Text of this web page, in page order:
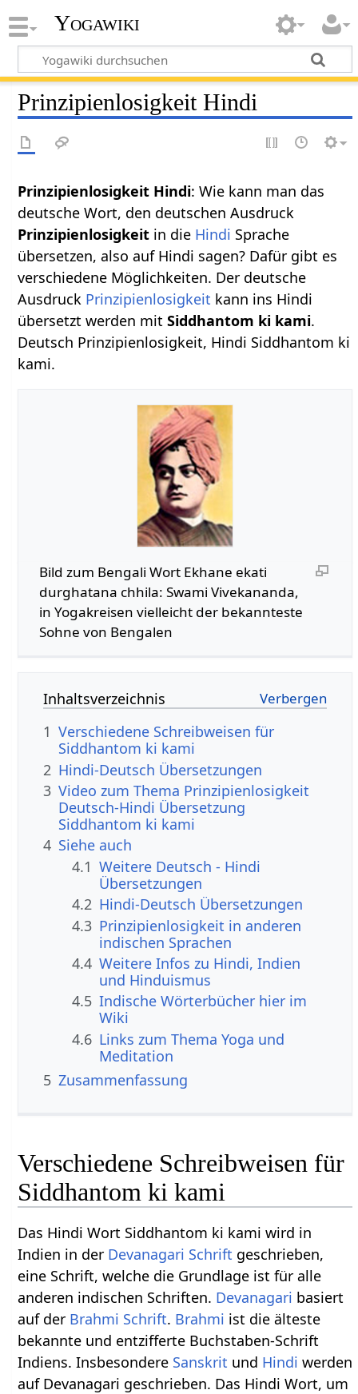
Yogawiki
Prinzipienlosigkeit Hindi
Prinzipienlosigkeit Hindi: Wie kann man das
deutsche Wort, den deutschen Ausdruck
Prinzipienlosigkeit in die Hindi Sprache
übersetzen, also auf Hindi sagen? Dafür gibt es
verschiedene Möglichkeiten. Der deutsche
Ausdruck Prinzipienlosigkeit kann ins Hindi
übersetzt werden mit Siddhantom ki kami.
Deutsch Prinzipienlosigkeit, Hindi Siddhantom ki
kami.
Bild zum Bengali Wort Ekhane ekati
durghatana chhila: Swami Vivekananda,
in Yogakreisen vielleicht der bekannteste
Sohne von Bengalen
Inhaltsverzeichnis
1 Verschiedene Schreibweisen für
Siddhantom ki kami
2 Hindi-Deutsch Übersetzungen
3 Video zum Thema Prinzipienlosigkeit
Deutsch-Hindi Übersetzung
Siddhantom ki kami
4 Siehe auch
4.1 Weitere Deutsch - Hindi
Übersetzungen
4.2 Hindi-Deutsch Übersetzungen
4.3 Prinzipienlosigkeit in anderen
indischen Sprachen
4.4 Weitere Infos zu Hindi, Indien
und Hinduismus
4.5 Indische Wörterbücher hier im
Wiki
4.6 Links zum Thema Yoga und
Meditation
5 Zusammenfassung
Verschiedene Schreibweisen für
Siddhantom ki kami
Das Hindi Wort Siddhantom ki kami wird in
Indien in der Devanagari Schrift geschrieben,
eine Schrift, welche die Grundlage ist für alle
anderen indischen Schriften. Devanagari basiert
auf der Brahmi Schrift. Brahmi ist die älteste
bekannte und entzifferte Buchstaben-Schrift
Indiens. Insbesondere Sanskrit und Hindi werden
auf Devanagari geschrieben. Das Hindi Wort, um